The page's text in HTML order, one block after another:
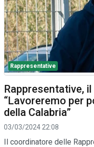
Rappresentative
Rappresentative,
“Lavoreremo per
della Calabria”
03/03/2024 22:08
Il coordinatore delle